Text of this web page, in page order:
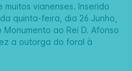
vianenses. Inserido
quinta-feira, dia 26 Junho,
ao Rei D. Afonso
a outorga do foral à